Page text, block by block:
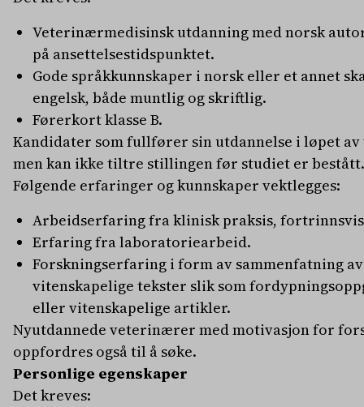
Veterinærmedisinsk utdanning med norsk
på ansettelsestidspunktet.
Gode språkkunnskaper i norsk eller et annet
engelsk, både muntlig og skriftlig.
Førerkort klasse B.
Kandidater som fullfører sin utdannelse i løpet av
men kan ikke tiltre stillingen før studiet er bestått.
Følgende erfaringer og kunnskaper vektlegges:
Arbeidserfaring fra klinisk praksis,
Erfaring fra laboratoriearbeid.
Forskningserfaring i form av sammenfatning
vitenskapelige tekster slik som
eller vitenskapelige artikler.
Nyutdannede veterinærer med motivasjon for
oppfordres også til å søke.
Personlige egenskaper
Det kreves: